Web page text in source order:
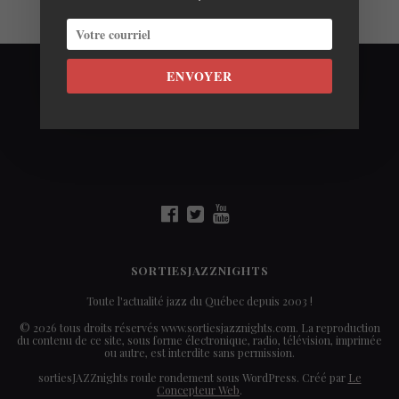
SORTIESJAZZNIGHTS
Toute l'actualité jazz du Québec depuis 2003 !
© 2026 tous droits réservés www.sortiesjazznights.com. La reproduction
du contenu de ce site, sous forme électronique, radio, télévision, imprimée
ou autre, est interdite sans permission.
sortiesJAZZnights roule rondement sous WordPress. Créé par Le
Concepteur Web.
ENVOYER